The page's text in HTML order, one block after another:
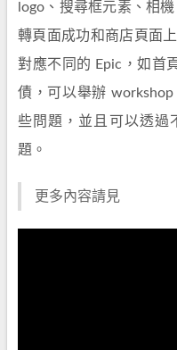
logo、搜尋框元素、相
轉頁面成功和商店頁面
對應不同的 Epic，如首
債，可以舉辦
些問題，並且可以透過
題。
更多內容請見